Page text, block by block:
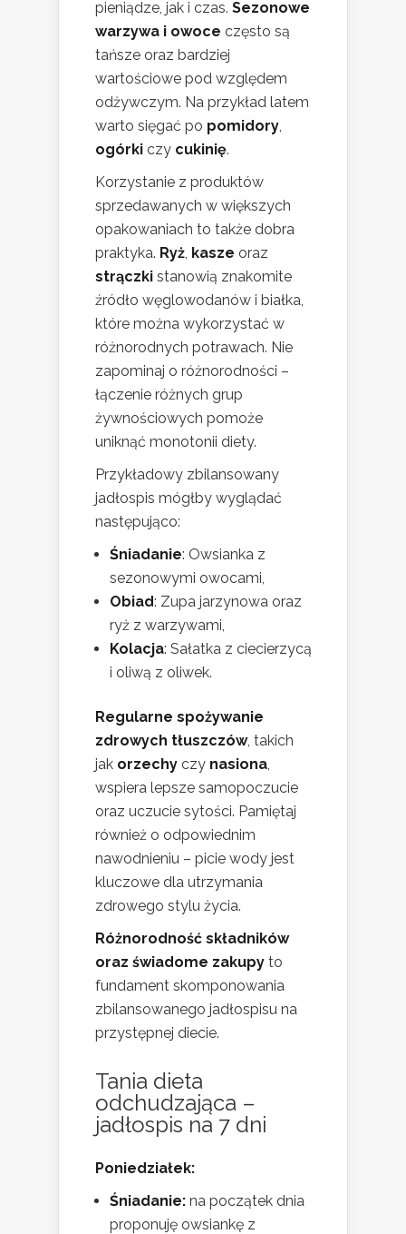
pieniądze, jak i czas. Sezonowe
warzywa i owoce często są
tańsze oraz bardziej
wartościowe pod względem
odżywczym. Na przykład latem
warto sięgać po pomidory,
ogórki czy cukinię.
Korzystanie z produktów
sprzedawanych w większych
opakowaniach to także dobra
praktyka. Ryż, kasze oraz
strączki stanowią znakomite
źródło węglowodanów i białka,
które można wykorzystać w
różnorodnych potrawach. Nie
zapominaj o różnorodności –
łączenie różnych grup
żywnościowych pomoże
uniknąć monotonii diety.
Przykładowy zbilansowany
jadłospis mógłby wyglądać
następująco:
Śniadanie: Owsianka z
sezonowymi owocami,
Obiad: Zupa jarzynowa oraz
ryż z warzywami,
Kolacja: Sałatka z ciecierzycą
i oliwą z oliwek.
Regularne spożywanie
zdrowych tłuszczów, takich
jak orzechy czy nasiona,
wspiera lepsze samopoczucie
oraz uczucie sytości. Pamiętaj
również o odpowiednim
nawodnieniu – picie wody jest
kluczowe dla utrzymania
zdrowego stylu życia.
Różnorodność składników
oraz świadome zakupy to
fundament skomponowania
zbilansowanego jadłospisu na
przystępnej diecie.
Tania dieta
odchudzająca –
jadłospis na 7 dni
Poniedziałek:
Śniadanie: na początek dnia
proponuję owsiankę z